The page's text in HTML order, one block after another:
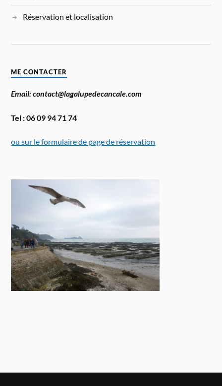
Réservation et localisation
ME CONTACTER
Email: contact@lagalupedecancale.com
Tel : 06 09 94 71 74
ou sur le formulaire de page de réservation